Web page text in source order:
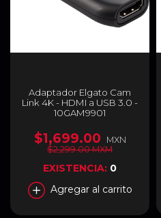
Adaptador Elgato Cam
Link 4K - HDMI a USB 3.0 -
10GAM9901
$1,699.00
MXN
$2,299.00 MXM
EXISTENCIA: 0
Agregar al carrito